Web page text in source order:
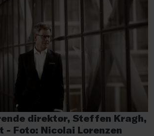
direktør, Steffen Kragh,
- Foto: Nicolai Lorenzen